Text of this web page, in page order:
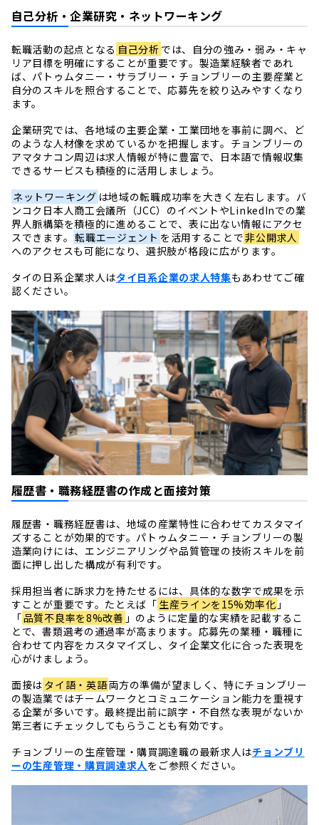
自己分析・企業研究・ネットワーキング
転職活動の起点となる 自己分析 では、自分の強み・弱み・キャ
リア目標を明確にすることが重要です。製造業経験者であれ
ば、パトゥムタニー・サラブリー・チョンブリーの主要産業と
自分のスキルを照合することで、応募先を絞り込みやすくなり
ます。
企業研究では、各地域の主要企業・工業団地を事前に調べ、ど
のような人材像を求めているかを把握します。チョンブリーの
アマタナコン周辺は求人情報が特に豊富で、日本語で情報収集
できるサービスも積極的に活用しましょう。
ネットワーキング は地域の転職成功率を大きく左右します。バ
ンコク日本人商工会議所（JCC）のイベントやLinkedInでの業
界人脈構築を積極的に進めることで、表に出ない情報にアクセ
スできます。 転職エージェント を活用することで非公開求人
へのアクセスも可能になり、選択肢が格段に広がります。
タイの日系企業求人はタイ日系企業の求人特集もあわせてご確
認ください。
履歴書・職務経歴書の作成と面接対策
履歴書・職務経歴書は、地域の産業特性に合わせてカスタマイ
ズすることが効果的です。パトゥムタニー・チョンブリーの製
造業向けには、エンジニアリングや品質管理の技術スキルを前
面に押し出した構成が有利です。
採用担当者に訴求力を持たせるには、具体的な数字で成果を示
すことが重要です。たとえば「 生産ラインを15%効率化 」
「品質不良率を8%改善 」のように定量的な実績を記載するこ
とで、書類選考の通過率が高まります。応募先の業種・職種に
合わせて内容をカスタマイズし、タイ企業文化に合った表現を
心がけましょう。
面接は タイ語・英語両方の準備が望ましく、特にチョンブリー
の製造業ではチームワークとコミュニケーション能力を重視す
る企業が多いです。最終提出前に誤字・不自然な表現がないか
第三者にチェックしてもらうことも有効です。
チョンブリーの生産管理・購買調達職の最新求人はチョンブリ
ーの生産管理・購買調達求人をご参照ください。